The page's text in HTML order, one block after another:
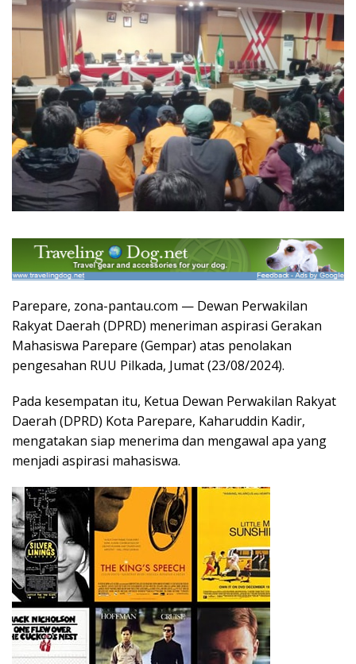
Parepare, zona-pantau.com — Dewan Perwakilan
Rakyat Daerah (DPRD) meneriman aspirasi Gerakan
Mahasiswa Parepare (Gempar) atas penolakan
pengesahan RUU Pilkada, Jumat (23/08/2024).
Pada kesempatan itu, Ketua Dewan Perwakilan Rakyat
Daerah (DPRD) Kota Parepare, Kaharuddin Kadir,
mengatakan siap menerima dan mengawal apa yang
menjadi aspirasi mahasiswa.